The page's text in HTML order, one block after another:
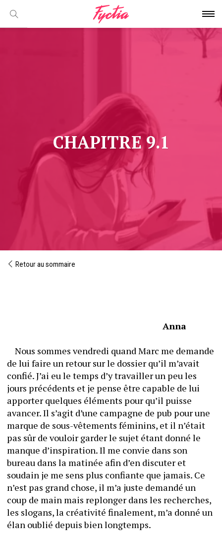
CHAPITRE 9.1
Retour au sommaire
  Anna
	Nous sommes vendredi quand Marc me demande
de lui faire un retour sur le dossier qu’il m’avait
confié. J’ai eu le temps d’y travailler un peu les
jours précédents et je pense être capable de lui
apporter quelques éléments pour qu’il puisse
avancer. Il s’agit d’une campagne de pub pour une
marque de sous-vêtements féminins, et il n’était
pas sûr de vouloir garder le sujet étant donné le
manque d’inspiration. Il me convie dans son
bureau dans la matinée afin d’en discuter et
soudain je me sens plus confiante que jamais. Ce
n’est pas grand chose, il m’a juste demandé un
coup de main mais replonger dans les recherches,
les slogans, la créativité finalement, m’a donné un